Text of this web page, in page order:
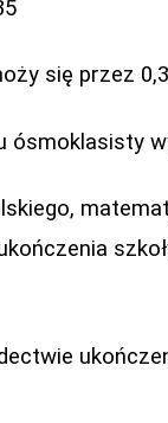
się przez
ósmoklasisty